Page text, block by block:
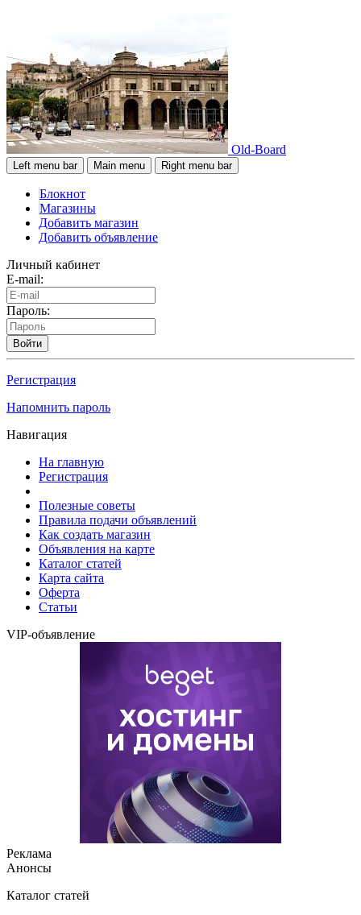
Old-Board
Left menu bar Main menu Right menu bar
Блокнот
Магазины
Добавить магазин
Добавить объявление
Личный кабинет
E-mail:
Пароль:
Войти
Регистрация
Напомнить пароль
Навигация
На главную
Регистрация
Полезные советы
Правила подачи объявлений
Как создать магазин
Объявления на карте
Каталог статей
Карта сайта
Оферта
Статьи
VIP-объявление
Реклама
Анонсы
Каталог статей